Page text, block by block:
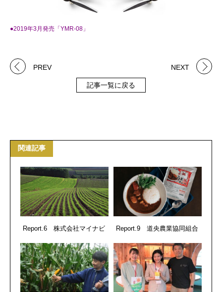
●2019年3月発売「YMR-08」
PREV
記事一覧に戻る
NEXT
関連記事
Report.6 株式会社マイナビ Report.9 道央農業協同組合